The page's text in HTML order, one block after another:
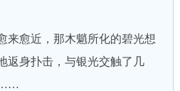
愈近，那木魈所化的碧光想
返身扑击，与银光交触了几
……